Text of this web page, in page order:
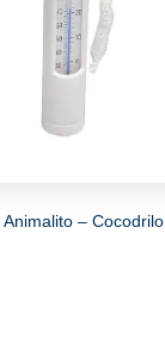
– Cocodrilo